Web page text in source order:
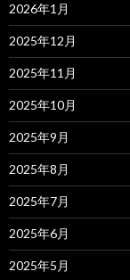
2026年1月
2025年12月
2025年11月
2025年10月
2025年9月
2025年8月
2025年7月
2025年6月
2025年5月